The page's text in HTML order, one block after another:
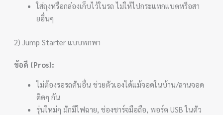
ใส่ถุงหรือกล่องเก็บไว้ในรถ ไม่ให้ไปกระแทกแบตหรือสา
ยอื่นๆ
2) Jump Starter แบบพกพา
ข้อดี (Pros):
ไม่ต้องรอรถคันอื่น ช่วยตัวเองได้แม้จอดในบ้าน/ลานจอด
ติดๆ กัน
รุ่นใหม่ๆ มักมีไฟฉาย, ช่องชาร์จมือถือ, พอร์ต USB ในตัว